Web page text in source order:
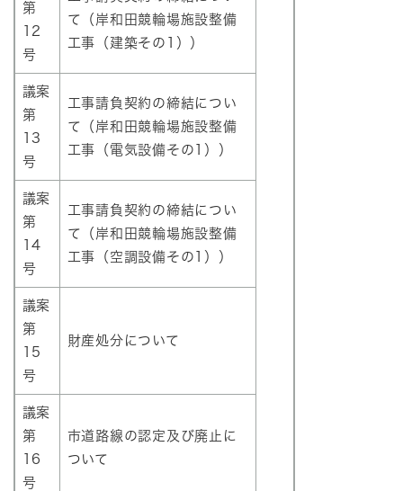
第
12
号
て（岸和田競輪場施設整備
工事（建築その1））
議案
第
13
号
工事請負契約の締結につい
て（岸和田競輪場施設整備
工事（電気設備その1））
議案
第
14
号
工事請負契約の締結につい
て（岸和田競輪場施設整備
工事（空調設備その1））
議案
第
15
号
財産処分について
議案
第
16
号
市道路線の認定及び廃止に
ついて